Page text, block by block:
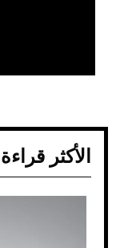
الأكثر قراءة